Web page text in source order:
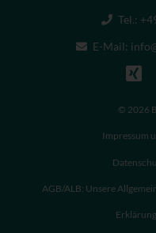
Tel.:
E-Mail:
© 2026
Impressum
AGB/ALB: Unsere